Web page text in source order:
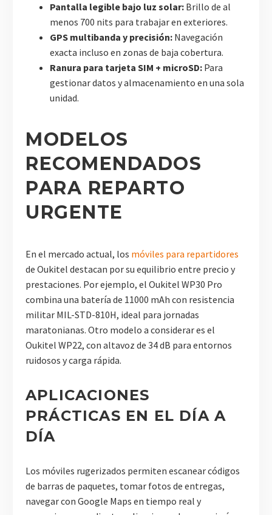
Pantalla legible bajo luz solar: Brillo de al
menos 700 nits para trabajar en exteriores.
GPS multibanda y precisión: Navegación
exacta incluso en zonas de baja cobertura.
Ranura para tarjeta SIM + microSD: Para
gestionar datos y almacenamiento en una sola
unidad.
MODELOS
RECOMENDADOS
PARA REPARTO
URGENTE
En el mercado actual, los móviles para repartidores
de Oukitel destacan por su equilibrio entre precio y
prestaciones. Por ejemplo, el Oukitel WP30 Pro
combina una batería de 11000 mAh con resistencia
militar MIL-STD-810H, ideal para jornadas
maratonianas. Otro modelo a considerar es el
Oukitel WP22, con altavoz de 34 dB para entornos
ruidosos y carga rápida.
APLICACIONES
PRÁCTICAS EN EL DÍA A
DÍA
Los móviles rugerizados permiten escanear códigos
de barras de paquetes, tomar fotos de entregas,
navegar con Google Maps en tiempo real y